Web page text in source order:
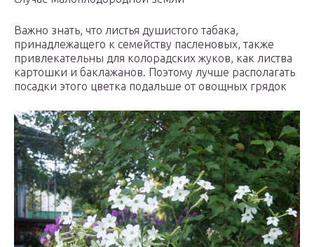
Важно знать, что листья душистого табака,
принадлежащего к семейству пасленовых, также
привлекательны для колорадских жуков, как листва
картошки и баклажанов. Поэтому лучше располагать
посадки этого цветка подальше от овощных грядок